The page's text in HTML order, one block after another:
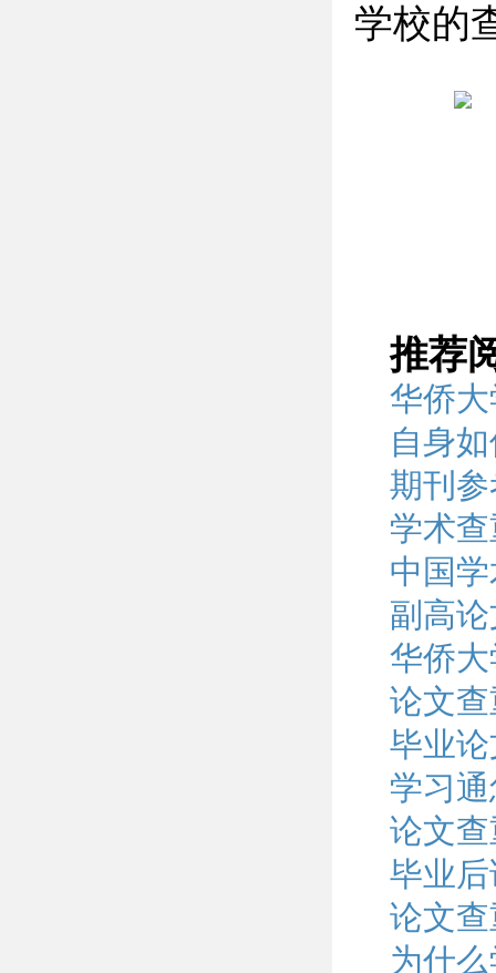
学校的
推荐
华侨
自身
期刊
学术
中国
副高
华侨
论文
毕业
学习
论文
毕业
论文
为什